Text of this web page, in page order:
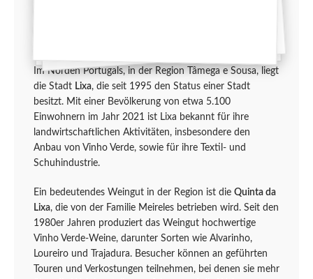
Im Norden Portugals, in der Region Tâmega e Sousa, liegt
die Stadt Lixa, die seit 1995 den Status einer Stadt
besitzt. Mit einer Bevölkerung von etwa 5.100
Einwohnern im Jahr 2021 ist Lixa bekannt für ihre
landwirtschaftlichen Aktivitäten, insbesondere den
Anbau von Vinho Verde, sowie für ihre Textil- und
Schuhindustrie.
Ein bedeutendes Weingut in der Region ist die Quinta da
Lixa, die von der Familie Meireles betrieben wird. Seit den
1980er Jahren produziert das Weingut hochwertige
Vinho Verde-Weine, darunter Sorten wie Alvarinho,
Loureiro und Trajadura. Besucher können an geführten
Touren und Verkostungen teilnehmen, bei denen sie mehr